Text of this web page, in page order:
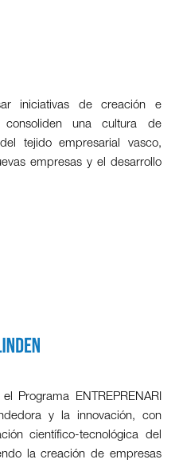
iniciativas de creación e
consoliden una cultura de
tejido empresarial vasco,
empresas y el desarrollo
Programa ENTREPRENARI
y la innovación, con
científico-tecnológica del
la creación de empresas